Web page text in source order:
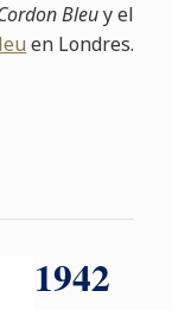
Bleuy el
en Londres.
1942